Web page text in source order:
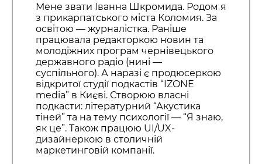
Мене звати Іванна Шкромида. Родом я
з прикарпатського міста Коломия. За
освітою — журналістка. Раніше
працювала редакторкою новин та
молодіжних програм чернівецького
державного радіо (нині —
суспільного). А наразі є продюсеркою
відкритої студії подкастів “IZONE
media” в Києві. Створюю власні
подкасти: літературний “Акустика
тіней” та на тему психології — “Я знаю,
як це”. Також працюю UI/UX-
дизайнеркою в столичній
маркетинговій компанії.